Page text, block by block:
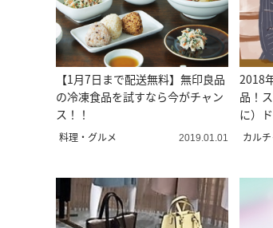
【1月7日まで配送無料】無印良品
の冷凍食品を試すなら今がチャン
ス！！
料理・グルメ 2019.01.01
2018
品！
に）
カル